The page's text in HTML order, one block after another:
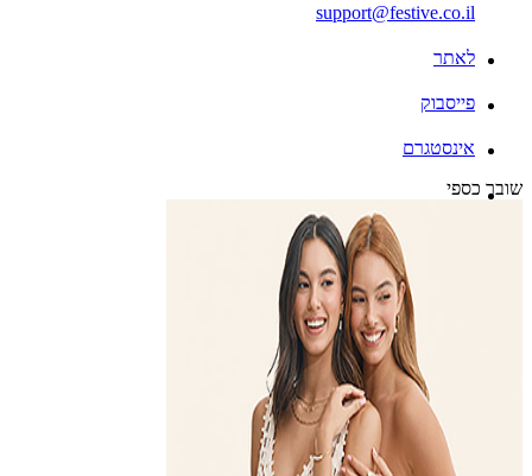
support@festive.co.il
לאתר
פייסבוק
אינסטגרם
שובר כספי